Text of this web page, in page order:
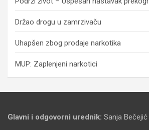
Držao drogu u zamrzivaču
Uhapšen zbog prodaje narkotika
MUP: Zaplenjeni narkotici
Glavni i odgovorni urednik: Sanja Bečejić